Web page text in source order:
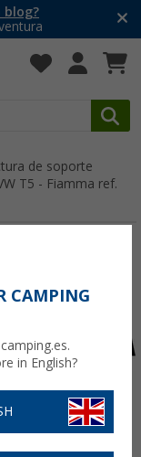
blog?
de soporte
T5 - Fiamma ref.
Fiamma
T5 - Fiamma
CAMPING
in English?